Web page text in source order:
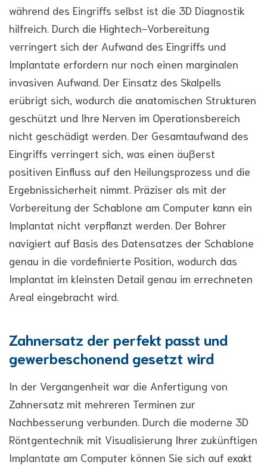
während des Eingriffs selbst ist die 3D Diagnostik
hilfreich. Durch die Hightech-Vorbereitung
verringert sich der Aufwand des Eingriffs und
Implantate erfordern nur noch einen marginalen
invasiven Aufwand. Der Einsatz des Skalpells
erübrigt sich, wodurch die anatomischen Strukturen
geschützt und Ihre Nerven im Operationsbereich
nicht geschädigt werden. Der Gesamtaufwand des
Eingriffs verringert sich, was einen äußerst
positiven Einfluss auf den Heilungsprozess und die
Ergebnissicherheit nimmt. Präziser als mit der
Vorbereitung der Schablone am Computer kann ein
Implantat nicht verpflanzt werden. Der Bohrer
navigiert auf Basis des Datensatzes der Schablone
genau in die vordefinierte Position, wodurch das
Implantat im kleinsten Detail genau im errechneten
Areal eingebracht wird.
Zahnersatz der perfekt passt und
gewerbeschonend gesetzt wird
In der Vergangenheit war die Anfertigung von
Zahnersatz mit mehreren Terminen zur
Nachbesserung verbunden. Durch die moderne 3D
Röntgentechnik mit Visualisierung Ihrer zukünftigen
Implantate am Computer können Sie sich auf exakt